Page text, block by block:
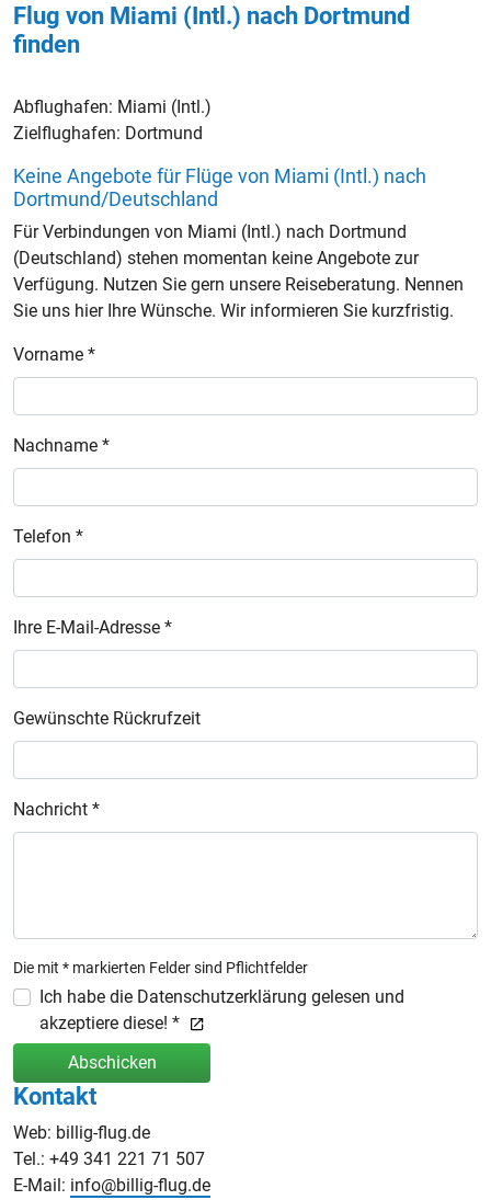
Flug von Miami (Intl.) nach Dortmund
finden
Abflughafen: Miami (Intl.)
Zielflughafen: Dortmund
Keine Angebote für Flüge von Miami (Intl.) nach
Dortmund/Deutschland
Für Verbindungen von Miami (Intl.) nach Dortmund
(Deutschland) stehen momentan keine Angebote zur
Verfügung. Nutzen Sie gern unsere Reiseberatung. Nennen
Sie uns hier Ihre Wünsche. Wir informieren Sie kurzfristig.
Vorname *
Nachname *
Telefon *
Ihre E-Mail-Adresse *
Gewünschte Rückrufzeit
Nachricht *
Die mit * markierten Felder sind Pflichtfelder
Ich habe die Datenschutzerklärung gelesen und
akzeptiere diese! *
Abschicken
Kontakt
Web: billig-flug.de
Tel.: +49 341 221 71 507
E-Mail: info@billig-flug.de